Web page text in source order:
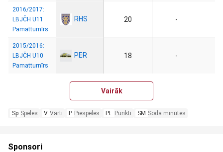
2016/2017:
LBJČH U11
Pamatturnīrs
RHS 20 -
2015/2016:
LBJČH U10
Pamatturnīrs
PER 18 -
Vairāk
Sp Spēles V Vārti P Piespēles Pt. Punkti SM Soda minūtes
Sponsori